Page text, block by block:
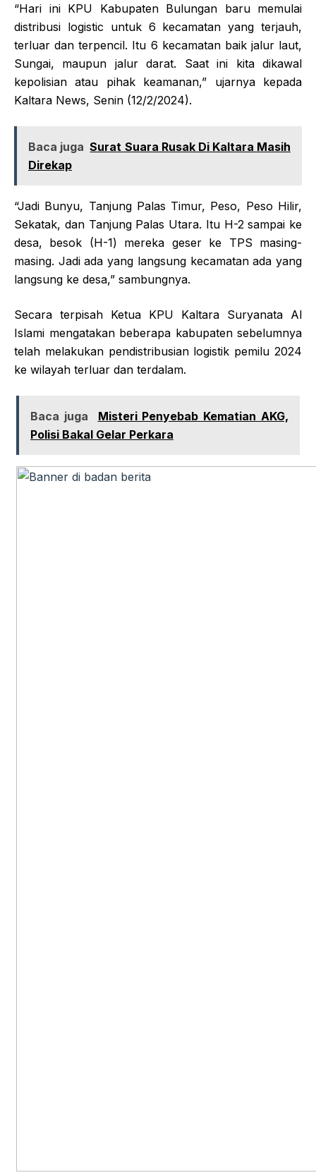
“Hari ini KPU Kabupaten Bulungan baru memulai
distribusi logistic untuk 6 kecamatan yang terjauh,
terluar dan terpencil. Itu 6 kecamatan baik jalur laut,
Sungai, maupun jalur darat. Saat ini kita dikawal
kepolisian atau pihak keamanan,” ujarnya kepada
Kaltara News, Senin (12/2/2024).
Baca juga Surat Suara Rusak Di Kaltara Masih
Direkap
“Jadi Bunyu, Tanjung Palas Timur, Peso, Peso Hilir,
Sekatak, dan Tanjung Palas Utara. Itu H-2 sampai ke
desa, besok (H-1) mereka geser ke TPS masing-
masing. Jadi ada yang langsung kecamatan ada yang
langsung ke desa,” sambungnya.
Secara terpisah Ketua KPU Kaltara Suryanata Al
Islami mengatakan beberapa kabupaten sebelumnya
telah melakukan pendistribusian logistik pemilu 2024
ke wilayah terluar dan terdalam.
Baca juga
Misteri Penyebab Kematian AKG,
Polisi Bakal Gelar Perkara